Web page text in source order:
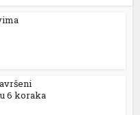
6 koraka